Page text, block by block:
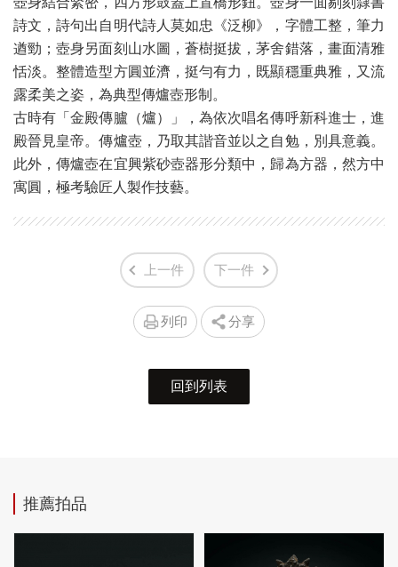
詩文，詩句出自明代詩人莫如忠《泛柳》，字體工整，筆力
遒勁；壺身另面刻山水圖，蒼樹挺拔，茅舍錯落，畫面清雅
恬淡。整體造型方圓並濟，挺勻有力，既顯穩重典雅，又流
露柔美之姿，為典型傳爐壺形制。
古時有「金殿傳臚（爐）」，為依次唱名傳呼新科進士，進
殿晉見皇帝。傳爐壺，乃取其諧音並以之自勉，別具意義。
此外，傳爐壺在宜興紫砂壺器形分類中，歸為方器，然方中
寓圓，極考驗匠人製作技藝。
上一件 下一件
列印 分享
回到列表
推薦拍品